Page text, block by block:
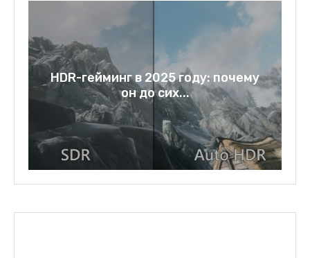
Rage bait: слово года 2025 и
зеркало нашей...